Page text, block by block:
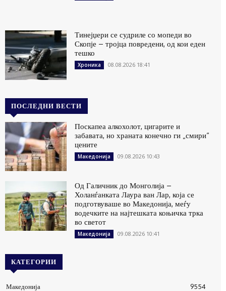
Тинејџери се судриле со мопеди во
Скопје – тројца повредени, од кои еден
тешко
Хроника 08.08.2026 18:41
ПОСЛЕДНИ ВЕСТИ
Поскапеа алкохолот, цигарите и
забавата, но храната конечно ги „смири“
цените
Македонија 09.08.2026 10:43
Од Галичник до Монголија –
Холанѓанката Лаура ван Лар, која се
подготвуваше во Македонија, меѓу
водечките на најтешката коњичка трка
во светот
Македонија 09.08.2026 10:41
КАТЕГОРИИ
Македонија 9554